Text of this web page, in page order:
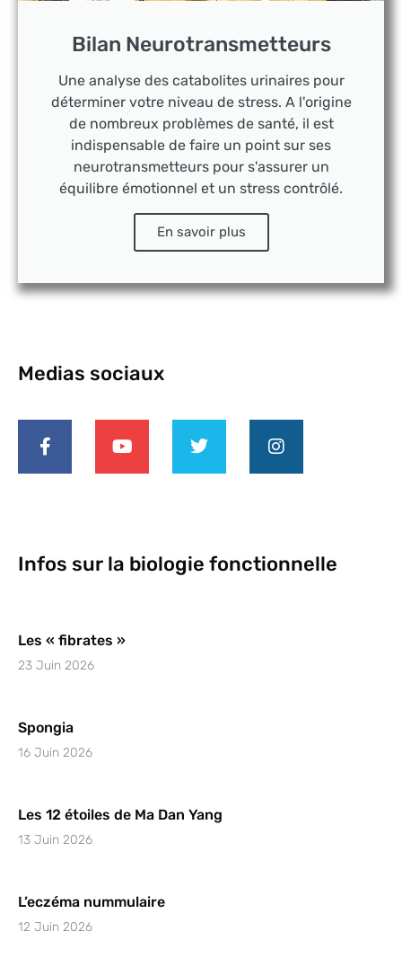
Bilan Neurotransmetteurs
Une analyse des catabolites urinaires pour
déterminer votre niveau de stress. A l'origine
de nombreux problèmes de santé, il est
indispensable de faire un point sur ses
neurotransmetteurs pour s'assurer un
équilibre émotionnel et un stress contrôlé.
En savoir plus
Medias sociaux
Infos sur la biologie fonctionnelle
Les « fibrates »
23 Juin 2026
Spongia
16 Juin 2026
Les 12 étoiles de Ma Dan Yang
13 Juin 2026
L’eczéma nummulaire
12 Juin 2026